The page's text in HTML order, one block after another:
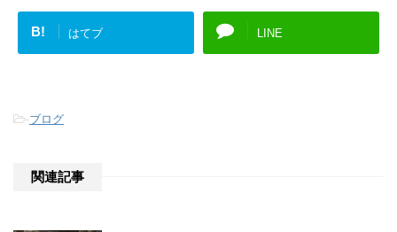
B! はてブ LINE
-ブログ
関連記事